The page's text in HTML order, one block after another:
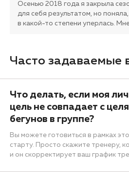
Осенью 2018 года я закрыла
для себя результатом, но
в какой-то степени уперлась.
Часто задаваемые
Что делать, если моя
цель не совпадает с
бегунов в группе?
Вы можете готовиться в рамках
старту. Просто скажите тренеру,
и он скорректирует ваш график